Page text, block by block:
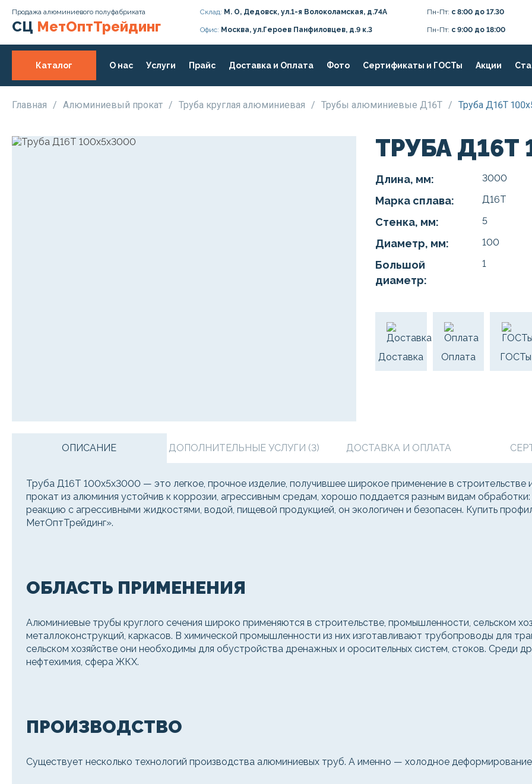
Продажа алюминиевого полуфабриката
СЦ МетОптТрейдинг
Склад: М. О, Дедовск, ул.1-я Волоколамская, д.74А
Офис: Москва, ул.Героев Панфиловцев, д.9 к.3
Пн-Пт: с 8:00 до 17.30
Пн-Пт: с 9:00 до 18:00
Каталог О нас Услуги Прайс Доставка и Оплата Фото Сертификаты и ГОСТы Акции
Главная / Алюминиевый прокат / Труба круглая алюминиевая / Трубы алюминиевые Д16Т / Труба Д16Т
ТРУБА Д16Т
Длина, мм: 3000
Марка сплава: Д16Т
Стенка, мм: 5
Диаметр, мм: 100
Большой
диаметр:
1
Доставка Оплата ГОСТы
ОПИСАНИЕ ДОПОЛНИТЕЛЬНЫЕ УСЛУГИ (3) ДОСТАВКА И ОПЛАТА
Труба Д16Т 100х5х3000 — это легкое, прочное изделие, получившее широкое применение в
прокат из алюминия устойчив к коррозии, агрессивным средам, хорошо поддается разным видам обработки:
реакцию с агрессивными жидкостями, водой, пищевой продукцией, он экологичен и безопасен. Купить
МетОптТрейдинг».
ОБЛАСТЬ ПРИМЕНЕНИЯ
Алюминиевые трубы круглого сечения широко применяются в строительстве, промышленности, сельском
металлоконструкций, каркасов. В химической промышленности из них изготавливают трубопроводы для
сельском хозяйстве они необходимы для обустройства дренажных и оросительных систем, стоков. Среди
нефтехимия, сфера ЖКХ.
ПРОИЗВОДСТВО
Существует несколько технологий производства алюминиевых труб. А именно — холодное